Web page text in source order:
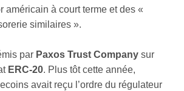
américain à court terme et des «
similaires ».
par Paxos Trust Company sur
ERC-20. Plus tôt cette année,
avait reçu l’ordre du régulateur